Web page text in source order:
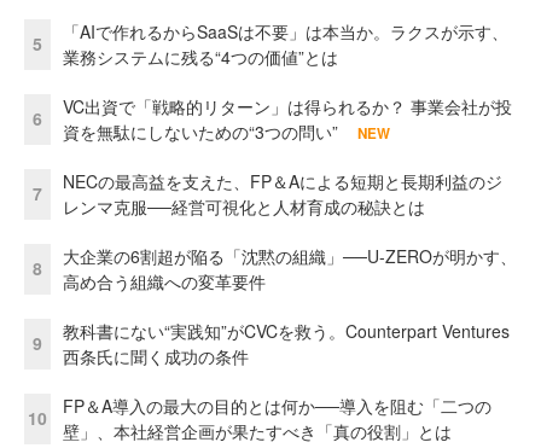
5
「AIで作れるからSaaSは不要」は本当か。ラクスが示す、
業務システムに残る“4つの価値”とは
6
VC出資で「戦略的リターン」は得られるか？ 事業会社が投
資を無駄にしないための“3つの問い”
NEW
7
NECの最高益を支えた、FP＆Aによる短期と長期利益のジ
レンマ克服──経営可視化と人材育成の秘訣とは
8
大企業の6割超が陥る「沈黙の組織」──U-ZEROが明かす、
高め合う組織への変革要件
9
教科書にない“実践知”がCVCを救う。Counterpart Ventures
西条氏に聞く成功の条件
10
FP＆A導入の最大の目的とは何か──導入を阻む「二つの
壁」、本社経営企画が果たすべき「真の役割」とは